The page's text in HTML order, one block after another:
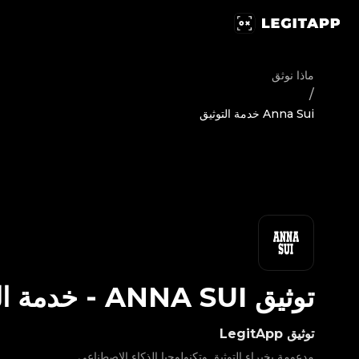
ماذا نوثق
/
Anna Sui خدمة التوثيق
توثيق LegitApp
توثيق ANNA SUI
- خدمة